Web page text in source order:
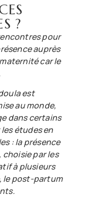
?
pour
auprès
car le
est
au monde,
dans certains
études en
: la présence
choisie par les
à plusieurs
le post-partum